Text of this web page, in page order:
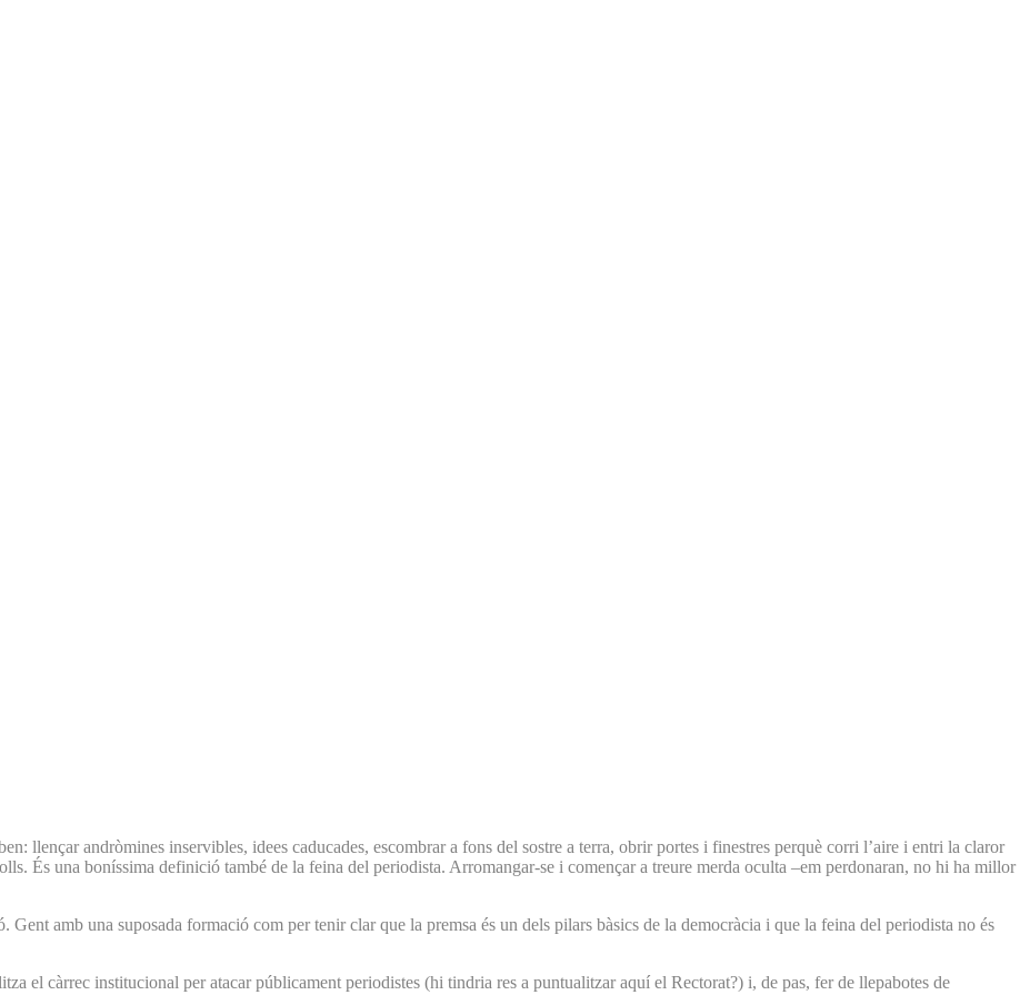
llençar andròmines inservibles, idees caducades, escombrar a fons del sostre a terra, obrir portes i finestres perquè corri l’aire i entri la claror
És una boníssima definició també de la feina del periodista. Arromangar-se i començar a treure merda oculta –em perdonaran, no hi ha millor
amb una suposada formació com per tenir clar que la premsa és un dels pilars bàsics de la democràcia i que la feina del periodista no és
el càrrec institucional per atacar públicament periodistes (hi tindria res a puntualitzar aquí el Rectorat?) i, de pas, fer de llepabotes de